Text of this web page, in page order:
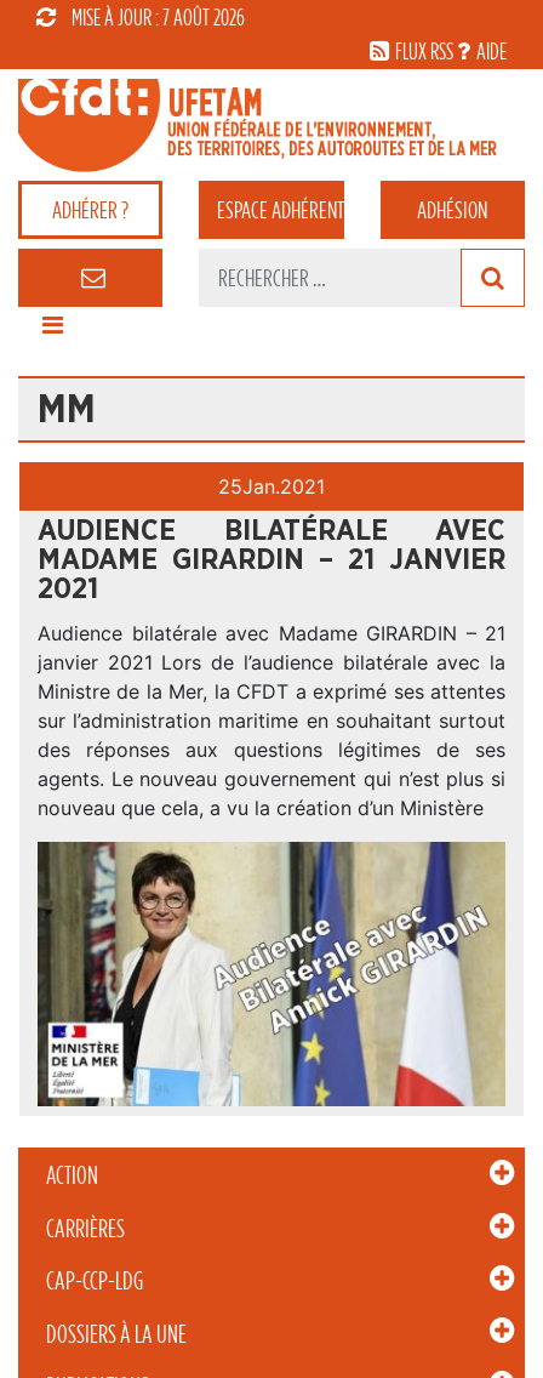
MISE À JOUR : 7 AOÛT 2026
FLUX RSS
AIDE
ADHÉRER ? ESPACEADHÉRENT ADHÉSION
MM
ACTION
CARRIÈRES
CAP-CCP-LDG
DOSSIERS À LA UNE
25Jan.2021
AUDIENCE BILATÉRALE AVEC
MADAME GIRARDIN – 21 JANVIER
2021
Audience bilatérale avec Madame GIRARDIN – 21
janvier 2021 Lors de l’audience bilatérale avec la
Ministre de la Mer, la CFDT a exprimé ses attentes
sur l’administration maritime en souhaitant surtout
des réponses aux questions légitimes de ses
agents. Le nouveau gouvernement qui n’est plus si
nouveau que cela, a vu la création d’un Ministère